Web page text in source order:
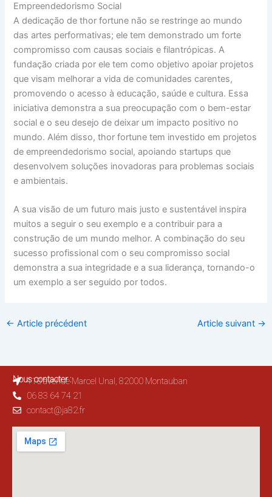
Empreendedorismo Social
A dedicação de thor fortune não se restringe ao mundo
das artes performativas; ele tem demonstrado um forte
compromisso com causas sociais e filantrópicas. A
fundação criada por ele tem como objetivo apoiar projetos
que visam melhorar a vida de comunidades carentes,
promovendo o acesso à educação, saúde e cultura. Essa
iniciativa demonstra a sua preocupação com o bem-estar
social e o seu desejo de deixar um impacto positivo no
mundo. Além disso, thor fortune tem investido em projetos
de empreendedorismo social, apoiando startups que
desenvolvem soluções inovadoras para problemas sociais
e ambientais.
A sua visão de um futuro mais justo e sustentável inspira
muitos a seguir o seu exemplo e a contribuir para a
construção de um mundo melhor. A combinação do seu
sucesso profissional com o seu compromisso social
demonstra a sua integridade e a sua liderança, tornando-o
um exemplo a ser seguido por todos.
← Article précédent Article suivant →
Nous contacter :
110 avenue Marcel Unal, 82000 Montauban
06 83 64 74 21
contact@ja82.fr